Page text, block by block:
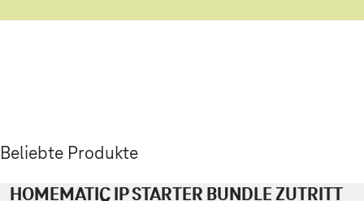
Beliebte Produkte
HOMEMATIC IP STARTER BUNDLE ZUTRITT